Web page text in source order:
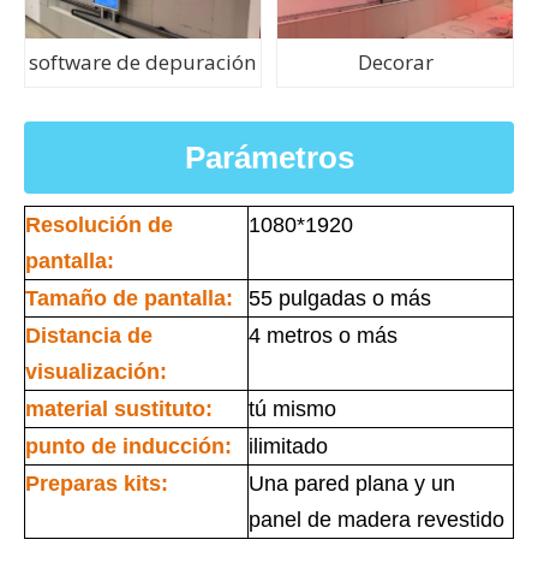
software de depuración Decorar
Parámetros
Resolución de
pantalla:
1080*1920
Tamaño de pantalla:
55 pulgadas o más
Distancia de
visualización:
4 metros o más
material sustituto:
tú mismo
punto de inducción:
ilimitado
Preparas kits:
Una pared plana y un
panel de madera revestido